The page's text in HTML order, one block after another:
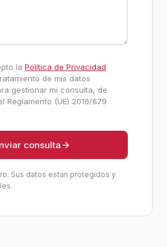
la Política de Privacidad.
de mis datos
gestionar mi consulta, de
Reglamento (UE) 2016/679
consulta
Sus datos estan protegidos y